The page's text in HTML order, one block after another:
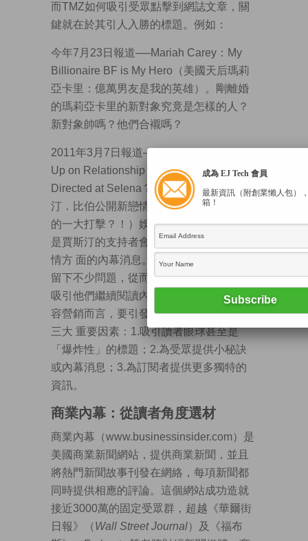
而TMZ如何吸引受眾點擊到網誌文章，關
鍵就在於其引人入勝的標題。例如：
今年7月23日報道──Mariah Carey：My
Billionaire BF is My Hero（美國天后瑪莉
亞卡里：億萬男友是我的英雄）。剛離婚
的瑪莉亞卡里的新對象究竟是怎樣的人？
新對象帥嗎？他們合襯嗎？
2011年3月7日報道──Justin Bieber Opens
Up on Relationship & Was That a Slam
Directed at Selena？！（加拿大歌星賈斯
汀．比伯公開新戀情。這是否對他前女友
的一大打擊？！）娛樂新聞的受眾，尤其
是賈斯汀的支持者會想知道更多有關他感
情方 面的內幕消息。以上的標題皆為受眾
留下不少問題，從而引發他們的好奇心，
吸引他們繼續閱讀內文找出答案。對於內
容營銷而言，要引發受眾好奇心就須具備
三大 重要因素：1.吸引讀者眼球甚至是
「爆炸性」的標題；2.為受眾提供小秘訣
或內幕消息；3.為訂閱者提供更多獨特的
資訊。
商業內幕：從讀者角度選材
商業內幕（www.businessinsider.com）是
美國商業新聞網站，提供商業新聞，並且
將熱門新聞故事刊發在網絡，每項新聞都
同時提供相應的評論。這個網站成功造就
接近3000萬的固定受眾群，超越《華爾街
日報》（Wall Street Journal）及《福布
成為 EJ Tech 會員
最新資訊（附創業懶人包）
箱！